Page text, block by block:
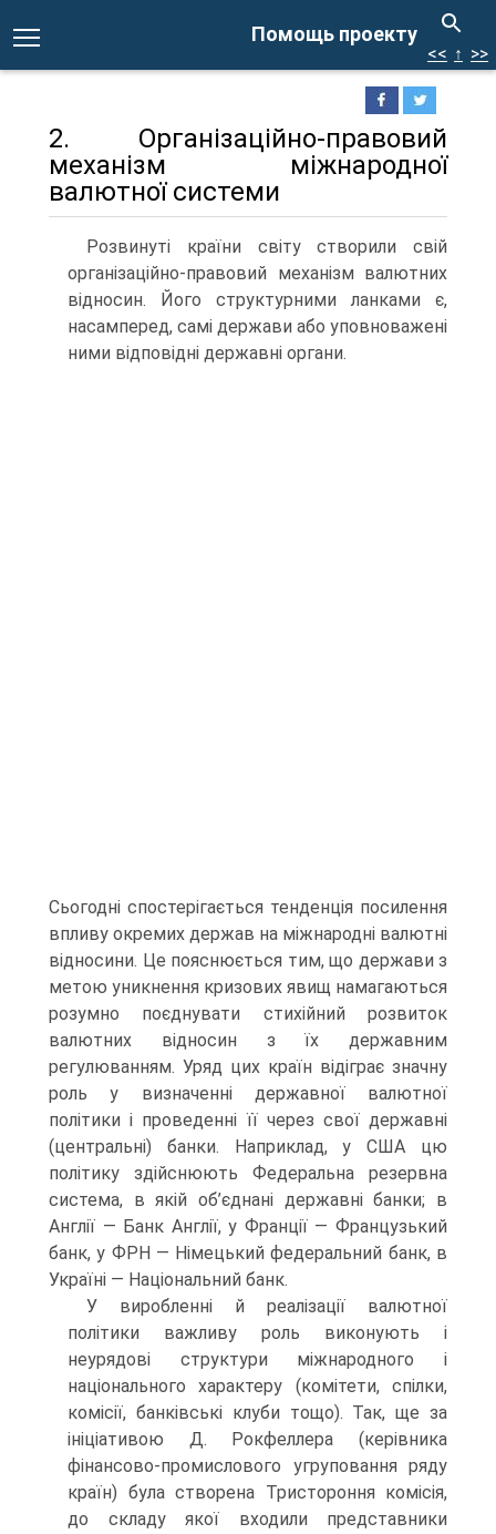
Помощь проекту
<< ↑ >>
2. Організаційно-правовий
механізм міжнародної
валютної системи
Розвинуті країни світу створили свій
організаційно-правовий механізм валютних
відносин. Його структурними ланками є,
насамперед, самі держави або уповноважені
ними відповідні державні органи.
Сьогодні спостерігається тенденція посилення
впливу окремих держав на міжнародні валютні
відносини. Це пояснюється тим, що держави з
метою уникнення кризових явищ намагаються
розумно поєднувати стихійний розвиток
валютних відносин з їх державним
регулюванням. Уряд цих країн відіграє значну
роль у визначенні державної валютної
політики і проведенні її через свої державні
(центральні) банки. Наприклад, у США цю
політику здійснюють Федеральна резервна
система, в якій об’єднані державні банки; в
Англії — Банк Англії, у Франції — Французький
банк, у ФРН — Німецький федеральний банк, в
Україні — Національний банк.
У виробленні й реалізації валютної
політики важливу роль виконують і
неурядові структури міжнародного і
національного характеру (комітети, спілки,
комісії, банківські клуби тощо). Так, ще за
ініціативою Д. Рокфеллера (керівника
фінансово-промислового угруповання ряду
країн) була створена Тристороння комісія,
до складу якої входили представники